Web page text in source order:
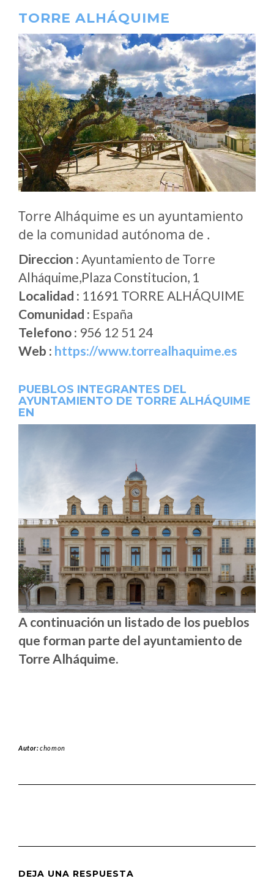
TORRE ALHÁQUIME
Torre Alháquime es un ayuntamiento
de la comunidad autónoma de .
Direccion : Ayuntamiento de Torre
Alháquime,Plaza Constitucion, 1
Localidad : 11691 TORRE ALHÁQUIME
Comunidad : España
Telefono : 956 12 51 24
Web : https://www.torrealhaquime.es
PUEBLOS INTEGRANTES DEL
AYUNTAMIENTO DE TORRE ALHÁQUIME
EN
A continuación un listado de los pueblos
que forman parte del ayuntamiento de
Torre Alháquime.
Autor:chomon
DEJA UNA RESPUESTA